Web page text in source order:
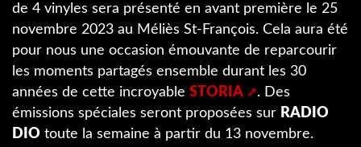
de 4 vinyles sera présenté en avant première le 25
novembre 2023 au Méliès St-François. Cela aura été
pour nous une occasion émouvante de reparcourir
les moments partagés ensemble durant les 30
années de cette incroyable STORIA
. Des
émissions spéciales seront proposées sur RADIO
DIO toute la semaine à partir du 13 novembre.